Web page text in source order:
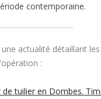
contemporaine.
une actualité détaillant
:
tuilier en Dombes.